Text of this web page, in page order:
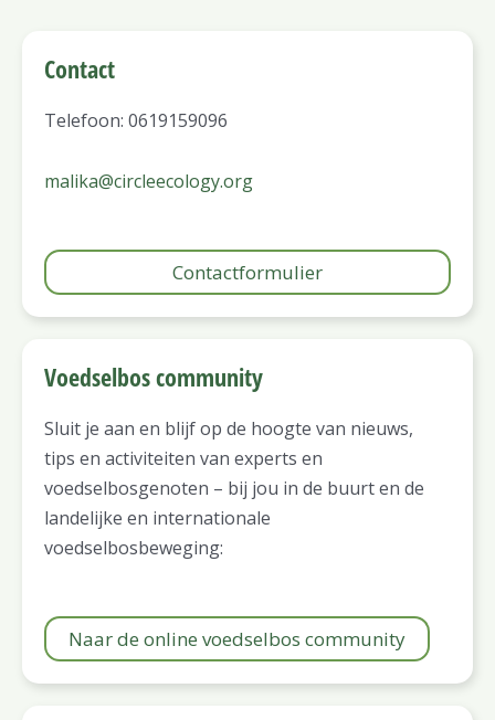
Contact
Telefoon: 0619159096
malika@circleecology.org
Contactformulier
Voedselbos community
Sluit je aan en blijf op de hoogte van nieuws,
tips en activiteiten van experts en
voedselbosgenoten – bij jou in de buurt en de
landelijke en internationale
voedselbosbeweging:
Naar de online voedselbos community